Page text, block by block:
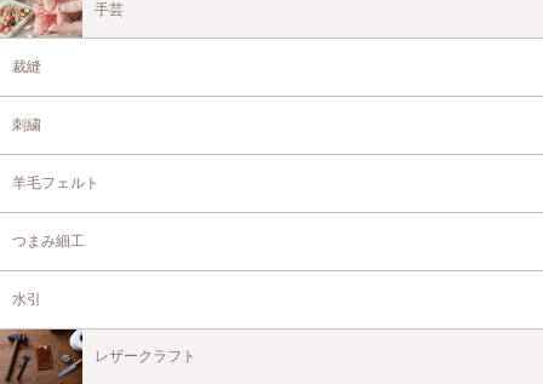
手芸
裁縫
刺繍
羊毛フェルト
つまみ細工
水引
レザークラフト